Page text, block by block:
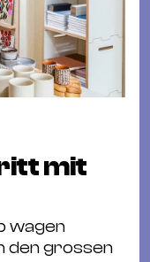
mit
wagen
den grossen